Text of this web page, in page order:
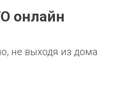
онлайн
не выходя из дома